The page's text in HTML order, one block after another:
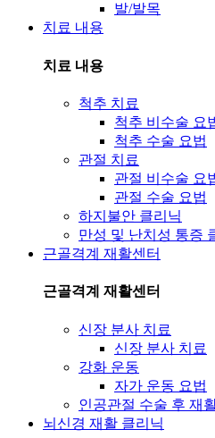
발/발목
치료 내용
치료 내용
척추 치료
척추 비수술 요
척추 수술 요법
관절 치료
관절 비수술 요
관절 수술 요법
하지불안 클리닉
만성 및 난치성 통증
근골격계 재활센터
근골격계 재활센터
신장 분사 치료
신장 분사 치료
강화 운동
자가 운동 요법
인공관절 수술 후 재
뇌신경 재활 클리닉